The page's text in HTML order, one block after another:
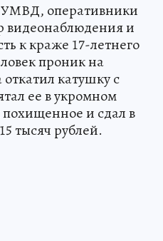
оперативники
видеонаблюдения и
к краже 17-летнего
проник на
катушку с
ее в укромном
и сдал в
тысяч рублей.